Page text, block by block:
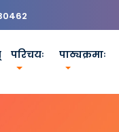
परिचयः पाठ्यक्रमाः